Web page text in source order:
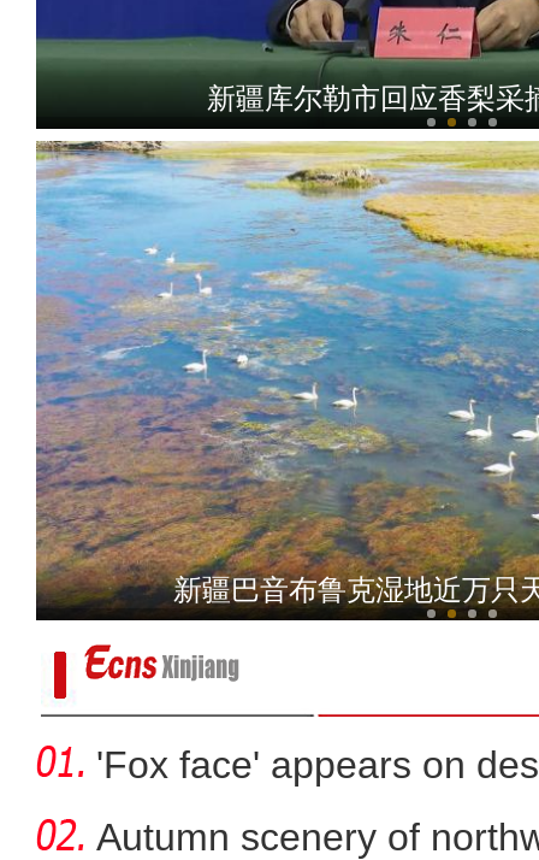
新疆库尔勒市回应香梨采
新疆特克斯县：秋日
新疆巴音布鲁克湿地近万只
'Fox face' appears on
Autumn scenery of